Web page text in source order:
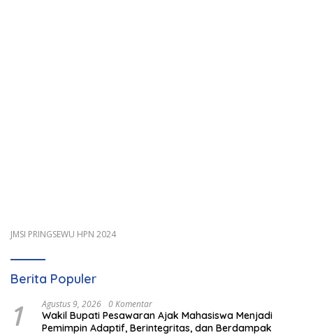
JMSI PRINGSEWU HPN 2024
Berita Populer
1 Agustus 9, 2026 0 Komentar
Wakil Bupati Pesawaran Ajak Mahasiswa Menjadi
Pemimpin Adaptif, Berintegritas, dan Berdampak